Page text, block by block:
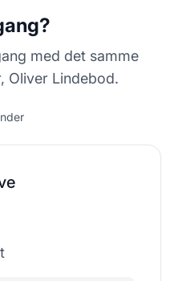
med det samme
Oliver Lindebod.